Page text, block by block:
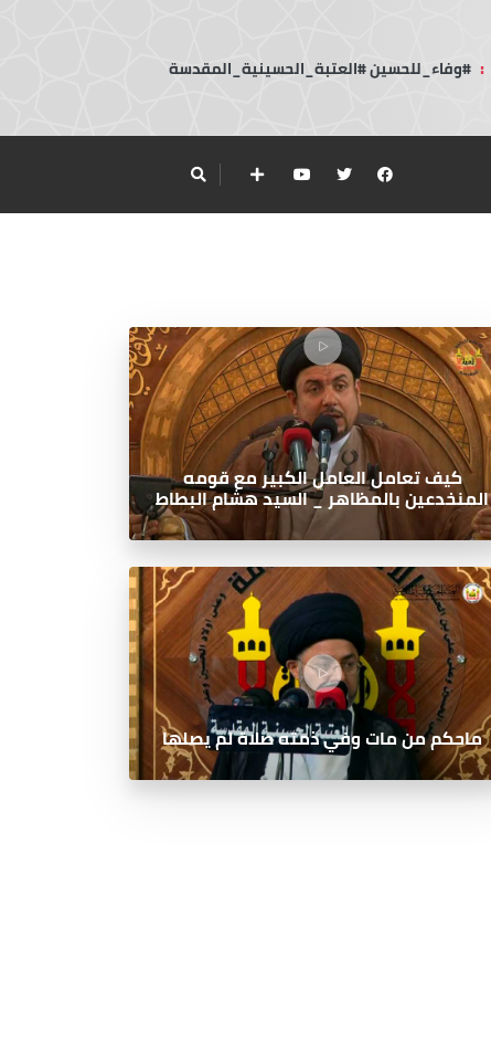
: #وفاء_للحسين #العتبة_الحسينية_المقدسة
كيف تعامل العامل الكبير مع قومه
المنخدعين بالمظاهر _ السيد هشام البطاط
ماحكم من مات وفي ذمته صلاة لم يصلها